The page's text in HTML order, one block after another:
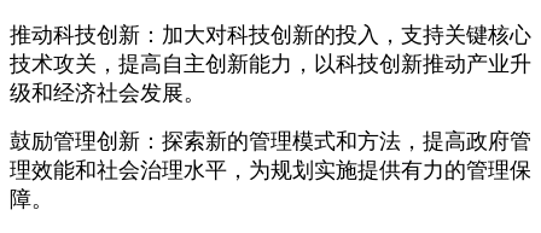
推动科技创新：加大对科技创新的投入，支持关键核心
技术攻关，提高自主创新能力，以科技创新推动产业升
级和经济社会发展。
鼓励管理创新：探索新的管理模式和方法，提高政府管
理效能和社会治理水平，为规划实施提供有力的管理保
障。